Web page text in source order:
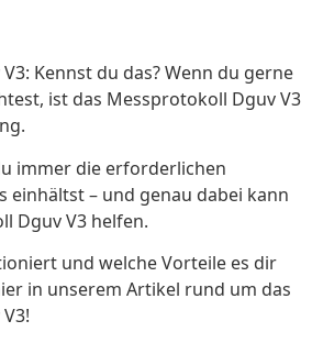
Kennst du das? Wenn du gerne
ist das Messprotokoll Dguv V3
immer die erforderlichen
einhältst – und genau dabei kann
Dguv V3 helfen.
und welche Vorteile es dir
in unserem Artikel rund um das